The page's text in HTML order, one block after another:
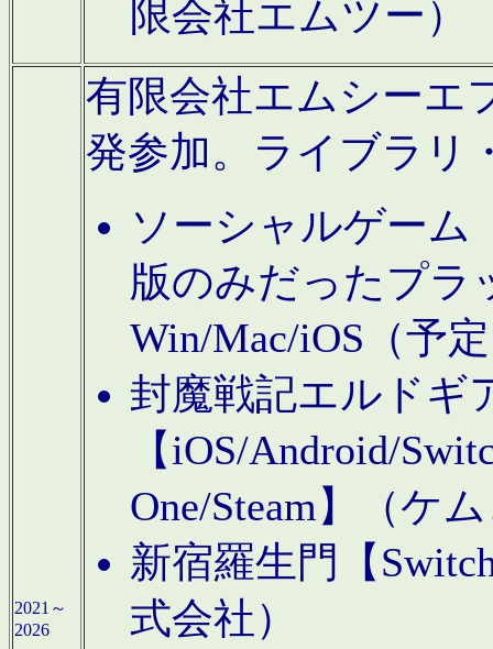
限会社エムツー）
2021～
2026
有限会社エムシーエ
発参加。ライブラリ
ソーシャルゲーム
版のみだったプラ
Win/Mac/iOS（予
封魔戦記エルドギ
【iOS/Android/
One/Steam】（ケ
新宿羅生門【
式会社）